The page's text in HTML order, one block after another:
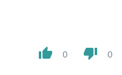
thumb_up 0 thumb_down 0